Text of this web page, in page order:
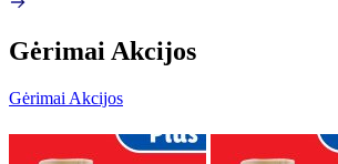
Gėrimai Akcijos
Gėrimai Akcijos